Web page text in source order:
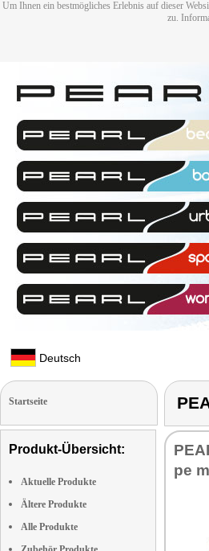
Um Ihnen ein bestmögliches Erlebnis auf dieser
zu.
Deutsch
Startseite
Produkt-Übersicht:
Aktuelle Produkte
Ältere Produkte
Alle Produkte
pe